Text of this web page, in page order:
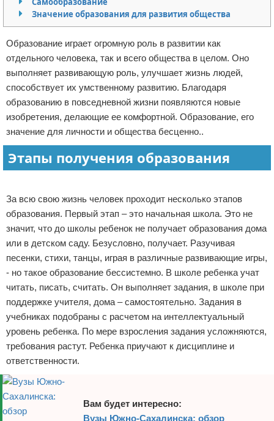
Отказ от ответственности
Значение образования для развития общества
Образование играет огромную роль в развитии как
отдельного человека, так и всего общества в целом. Оно
выполняет развивающую роль, улучшает жизнь людей,
способствует их умственному развитию. Благодаря
образованию в повседневной жизни появляются новые
изобретения, делающие ее комфортной. Образование, его
значение для личности и общества бесценно..
Этапы получения образования
За всю свою жизнь человек проходит несколько этапов
образования. Первый этап – это начальная школа. Это не
значит, что до школы ребенок не получает образования дома
или в детском саду. Безусловно, получает. Разучивая
песенки, стихи, танцы, играя в различные развивающие игры,
- но такое образование бессистемно. В школе ребенка учат
читать, писать, считать. Он выполняет задания, в школе при
поддержке учителя, дома – самостоятельно. Задания в
учебниках подобраны с расчетом на интеллектуальный
уровень ребенка. По мере взросления задания усложняются,
требования растут. Ребенка приучают к дисциплине и
ответственности.
Вам будет интересно:
Вузы Южно-Сахалинска: обзор